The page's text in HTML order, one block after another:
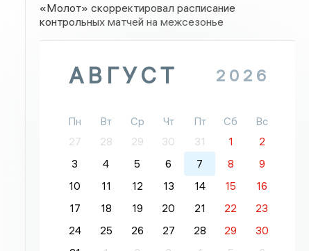
«Молот» скорректировал расписание
контрольных матчей на межсезонье
АВГУСТ 2026
Пн Вт Ср Чт Пт Сб
Вс
27
28 29 30 31 1
2
3
4 5 6 7 8
9
10
11 12 13 14 15
16
17
18 19 20 21 22
23
24
25 26 27 28 29
30